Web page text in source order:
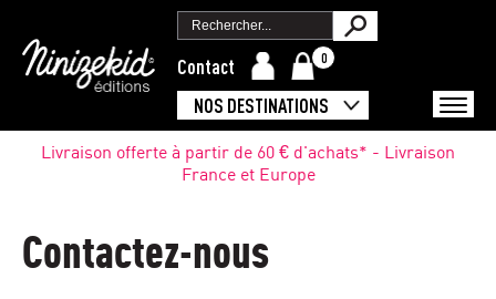
Contact 0
NOS DESTINATIONS
Livraison offerte à partir de 60 € d'achats* - Livraison
France et Europe
Contactez-nous